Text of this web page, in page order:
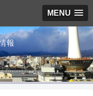
MENU
報